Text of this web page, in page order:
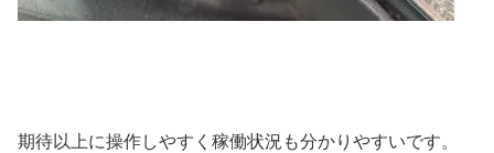
期待以上に操作しやすく稼働状況も分かりやすいです。